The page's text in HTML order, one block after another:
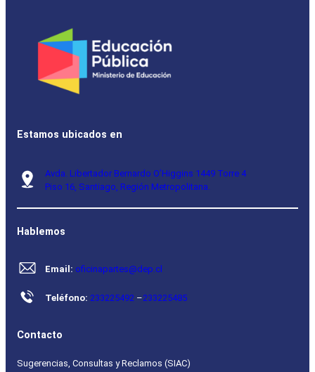
Estamos ubicados en
Avda. Libertador Bernardo O’Higgins 1449 Torre 4
Piso 16, Santiago, Región Metropolitana.
Hablemos
Email: oficinapartes@dep.cl
Teléfono: 233225492 –233225485
Contacto
Sugerencias, Consultas y Reclamos (SIAC)